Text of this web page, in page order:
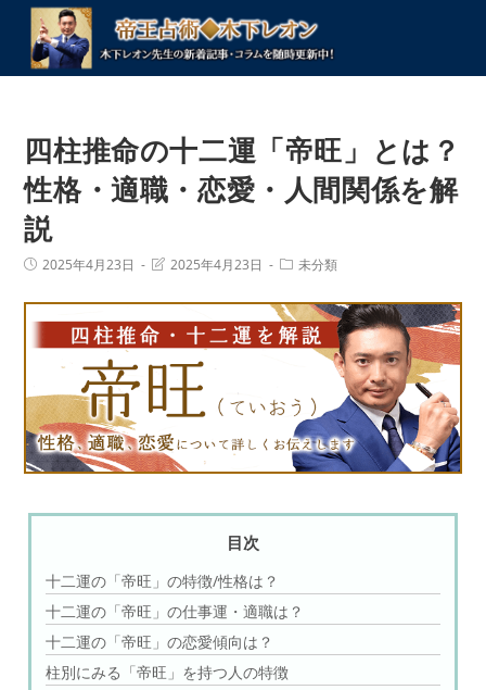
四柱推命の十二運「帝旺」とは？
性格・適職・恋愛・人間関係を解
説
投 2025年4月23日
投
終
変
更
2025年4月23日
投
テ
ゴ
リ
未分類
目次
十二運の「帝旺」の特徴/性格は？
十二運の「帝旺」の仕事運・適職は？
十二運の「帝旺」の恋愛傾向は？
柱別にみる「帝旺」を持つ人の特徴